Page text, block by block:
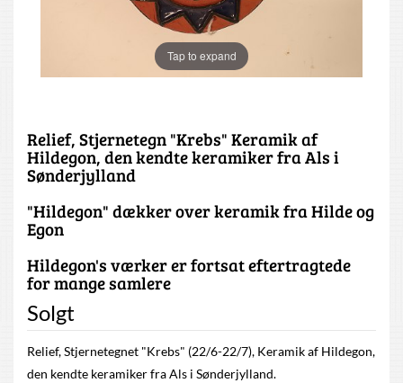
Tap to expand
Relief, Stjernetegn "Krebs" Keramik af
Hildegon, den kendte keramiker fra Als i
Sønderjylland
"Hildegon" dækker over keramik fra Hilde og
Egon
Hildegon's værker er fortsat eftertragtede
for mange samlere
Solgt
Relief, Stjernetegnet "Krebs" (22/6-22/7), Keramik af Hildegon,
den kendte keramiker fra Als i Sønderjylland.